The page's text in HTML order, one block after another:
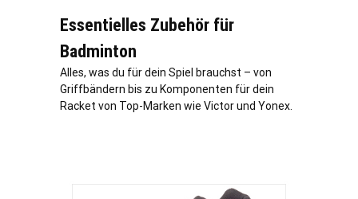
Essentielles Zubehör für
Badminton
Alles, was du für dein Spiel brauchst – von
Griffbändern bis zu Komponenten für dein
Racket von Top-Marken wie Victor und Yonex.